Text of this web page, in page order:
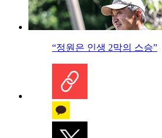
“정원은 인생 2막의 스승”